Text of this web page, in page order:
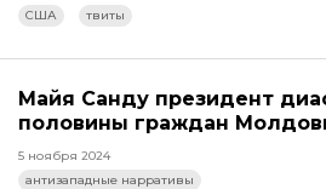
США
твиты
Майя Санду президент
половины граждан
5 ноября 2024
антизападные нарративы